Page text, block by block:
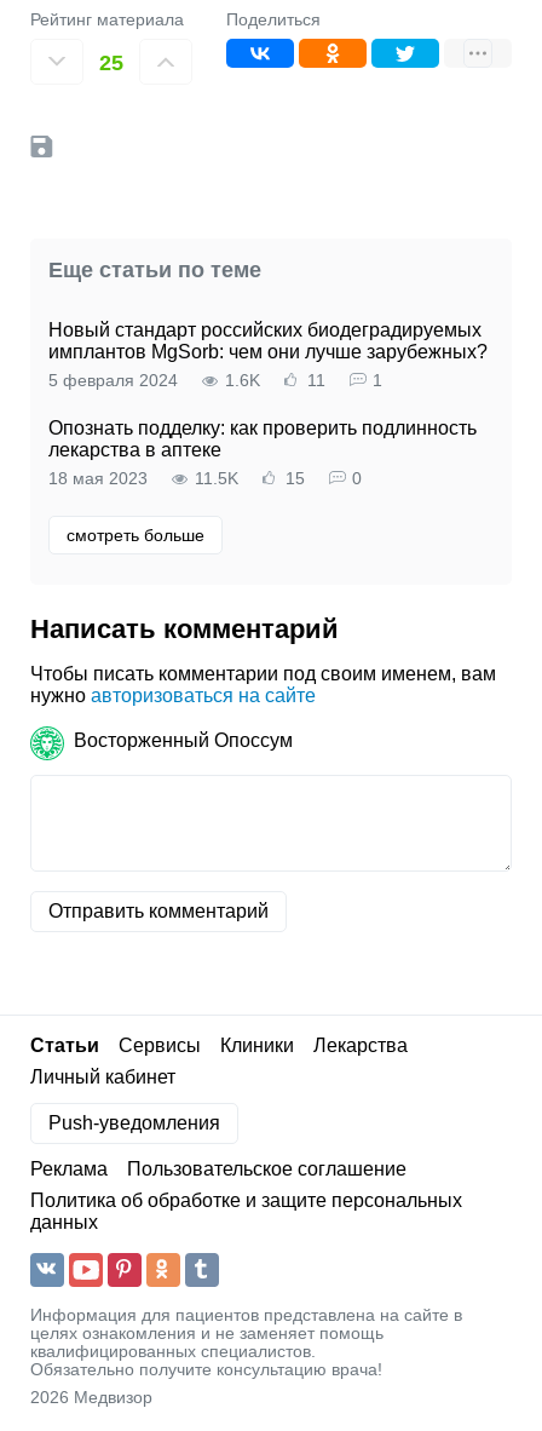
Рейтинг материала
25
Поделиться
Еще статьи по теме
Новый стандарт российских биодеградируемых
имплантов MgSorb: чем они лучше зарубежных?
5 февраля 2024 1.6K 11 1
Опознать подделку: как проверить подлинность
лекарства в аптеке
18 мая 2023 11.5K 15 0
смотреть больше
Написать комментарий
Чтобы писать комментарии под своим именем, вам
нужно авторизоваться на сайте
Восторженный Опоссум
Отправить комментарий
Статьи Сервисы Клиники
Лекарства
Личный кабинет
Push-уведомления
Реклама
Пользовательское соглашение
Политика об обработке и защите персональных
данных
2026 Медвизор
Информация для пациентов представлена на сайте в
целях ознакомления и не заменяет помощь
квалифицированных специалистов.
Обязательно получите консультацию врача!